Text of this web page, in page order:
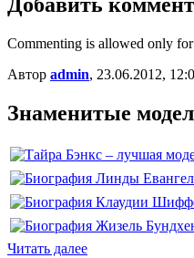
Добавить
Commenting is allowed only for
Автор admin, 23.06.2012,
Знаменитые
Читать далее